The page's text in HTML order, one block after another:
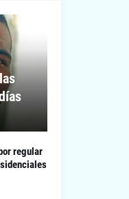
regular